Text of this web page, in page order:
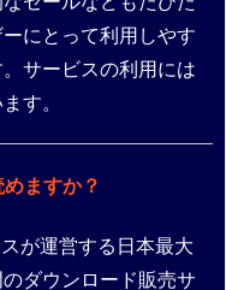
にとって利用しやす
サービスの利用には
す。
ますか？
が運営する日本最大
ダウンロード販売サ